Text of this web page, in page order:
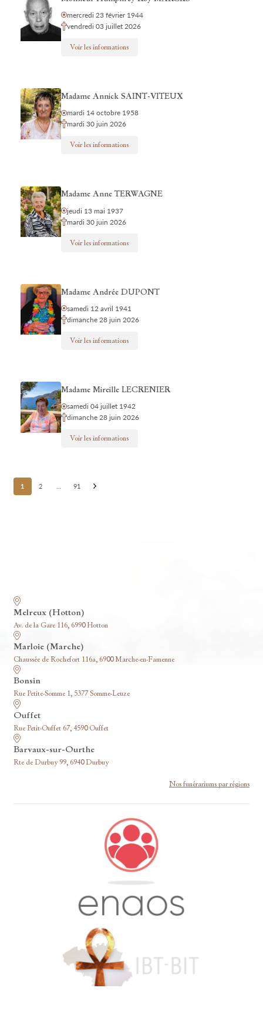
mercredi 23 février 1944
vendredi 03 juillet 2026
Voir les informations
Madame Annick SAINT-VITEUX
mardi 14 octobre 1958
mardi 30 juin 2026
Voir les informations
Madame Anne TERWAGNE
jeudi 13 mai 1937
mardi 30 juin 2026
Voir les informations
Madame Andrée DUPONT
samedi 12 avril 1941
dimanche 28 juin 2026
Voir les informations
Madame Mireille LECRENIER
samedi 04 juillet 1942
dimanche 28 juin 2026
Voir les informations
Posts
pagination
1 2 91
Melreux (Hotton)
Av. de la Gare 116, 6990 Hotton
Marloie (Marche)
Chaussée de Rochefort 116a, 6900 Marche-en-Famenne
Bonsin
Rue Petite-Somme 1, 5377 Somme-Leuze
Ouffet
Rue Petit-Ouffet 67, 4590 Ouffet
Barvaux-sur-Ourthe
Rte de Durbuy 99, 6940 Durbuy
Nos funérariums par régions